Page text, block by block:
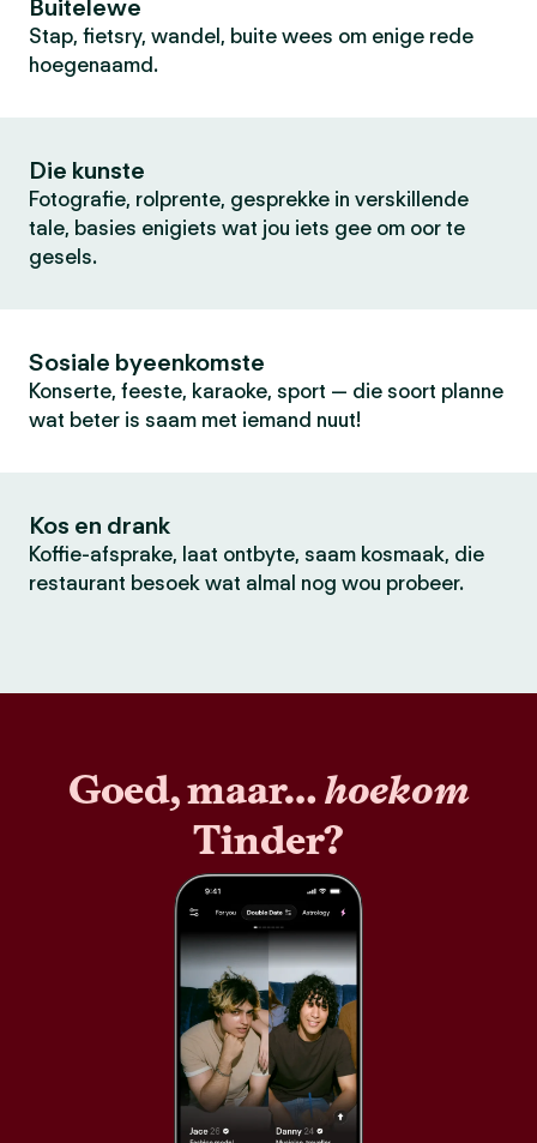
Buitelewe
Stap, fietsry, wandel, buite wees om enige rede
hoegenaamd.
Die kunste
Fotografie, rolprente, gesprekke in verskillende
tale, basies enigiets wat jou iets gee om oor te
gesels.
Sosiale byeenkomste
Konserte, feeste, karaoke, sport — die soort planne
wat beter is saam met iemand nuut!
Kos en drank
Koffie-afsprake, laat ontbyte, saam kosmaak, die
restaurant besoek wat almal nog wou probeer.
Goed, maar…hoekom
Tinder?